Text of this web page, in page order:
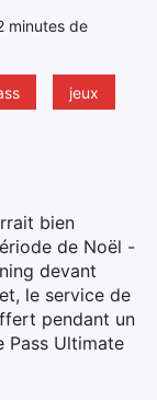
minutes de
jeux
bien
de Noël -
devant
le service de
pendant un
Pass Ultimate